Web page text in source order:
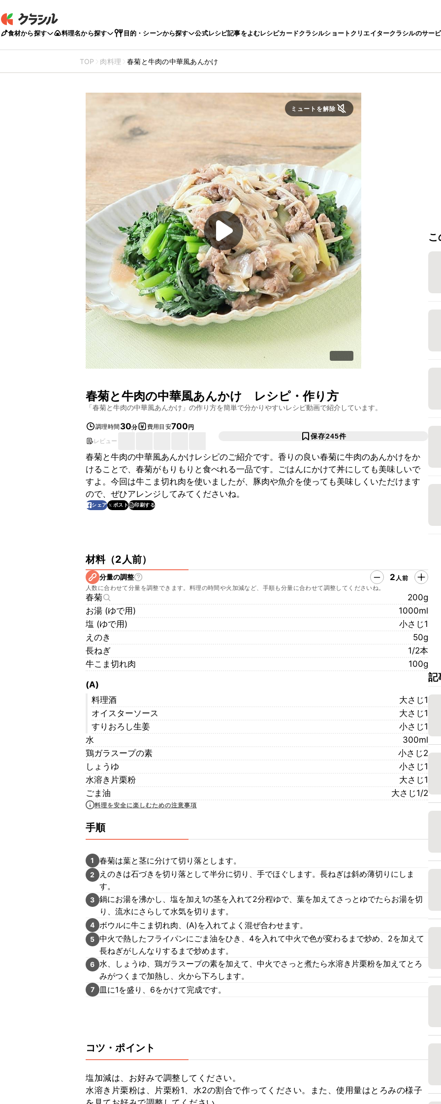
食材から探す 料理名から探す 目的・シーンから探す 公式レシピ記事をよむレシピカードクラシルショートクリエイタークラシルのサー
TOP 肉料理 春菊と牛肉の中華風あんかけ
ミュートを解除
春菊と牛肉の中華風あんかけ レシピ・作り方
「春菊と牛肉の中華風あんかけ 」の作り方を簡単で分かりやすいレシピ動画で紹介しています。
調理時間 30分 費用目安700円
レビュー
保存245件
春菊と牛肉の中華風あんかけレシピのご紹介です。香りの良い春菊に牛肉のあんかけをか
けることで、春菊がもりもりと食べれる一品です。ごはんにかけて丼にしても美味しいで
すよ。今回は牛こま切れ肉を使いましたが、豚肉や魚介を使っても美味しくいただけます
ので、ぜひアレンジしてみてくださいね。
シェア ポスト 印刷する
材料（2人前）
分量の調整 2 人前
人数に合わせて分量を調整できます。料理の時間や火加減など、手順も分量に合わせて調整してくださいね。
春菊
200g
お湯 (ゆで用)
1000ml
塩 (ゆで用)
小さじ1
えのき
50g
長ねぎ
1/2本
牛こま切れ肉
100g
(A)
料理酒
大さじ1
オイスターソース
大さじ1
すりおろし生姜
小さじ1
水
300ml
鶏ガラスープの素
小さじ2
しょうゆ
小さじ1
水溶き片栗粉
大さじ1
ごま油
大さじ1/2
料理を安全に楽しむための注意事項
手順
1 春菊は葉と茎に分けて切り落とします。
2
えのきは石づきを切り落として半分に切り、手でほぐします。長ねぎは斜め薄切りにしま
す。
3 鍋にお湯を沸かし、塩を加え1の茎を入れて2分程ゆで、葉を加えてさっとゆでたらお湯を切
り、流水にさらして水気を切ります。
4 ボウルに牛こま切れ肉、(A)を入れてよく混ぜ合わせます。
5 中火で熱したフライパンにごま油をひき、4を入れて中火で色が変わるまで炒め、2を加えて
長ねぎがしんなりするまで炒めます。
6 水、しょうゆ、鶏ガラスープの素を加えて、中火でさっと煮たら水溶き片栗粉を加えてとろ
みがつくまで加熱し、火から下ろします。
7 皿に1を盛り、6をかけて完成です。
コツ・ポイント
塩加減は、お好みで調整してください。
水溶き片栗粉は、片栗粉1、水2の割合で作ってください。また、使用量はとろみの様子
記